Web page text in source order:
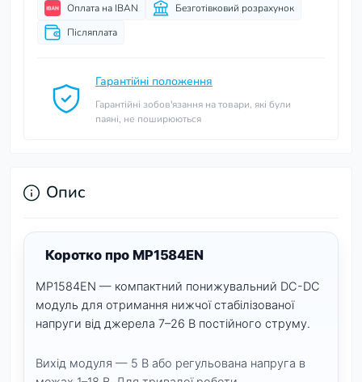
Оплата на IBAN
Безготівковий розрахунок
Післяплата
Гарантійні положення
Гарантійні зобов'язання на товари, які були
паяні, не поширюються
Опис
Коротко про MP1584EN
MP1584EN — компактний понижувальний DC-DC
модуль для отримання нижчої стабілізованої
напруги від джерела 7–26 В постійного струму.
Вихід модуля — 5 В або регульована напруга в